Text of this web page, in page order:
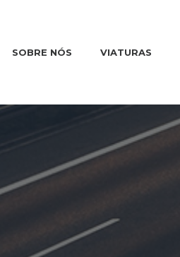
SOBRE NÓS VIATURAS